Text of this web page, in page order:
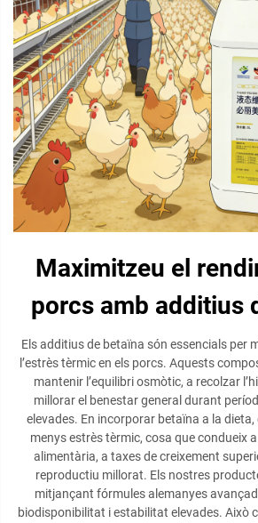
Maximitzeu el
porcs amb additius
Els additius de betaïna són essencials per
l’estrès tèrmic en els porcs. Aquests
mantenir l’equilibri osmòtic, a recolzar
millorar el benestar general durant
elevades. En incorporar betaïna a la
menys estrès tèrmic, cosa que condueix
alimentària, a taxes de creixement
reproductiu millorat. Els nostres
mitjançant fórmules alemanyes
biodisponibilitat i estabilitat elevades. Això